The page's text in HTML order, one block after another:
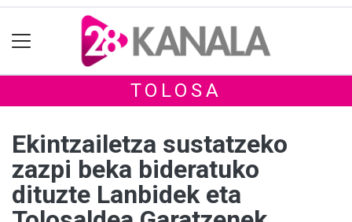
TOLOSA
Ekintzailetza sustatzeko
zazpi beka bideratuko
dituzte Lanbidek eta